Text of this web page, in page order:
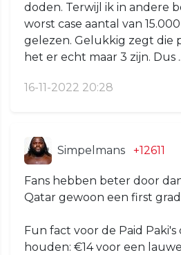
doden. Terwijl ik in andere
worst case aantal van
gelezen. Gelukkig zegt die
het er echt maar 3 zijn. Dus
16-11-2022 20:28
Simpelmans +12611
Fans hebben beter door
Qatar gewoon een first
Fun fact voor de Paid Paki's
houden: €14 voor een